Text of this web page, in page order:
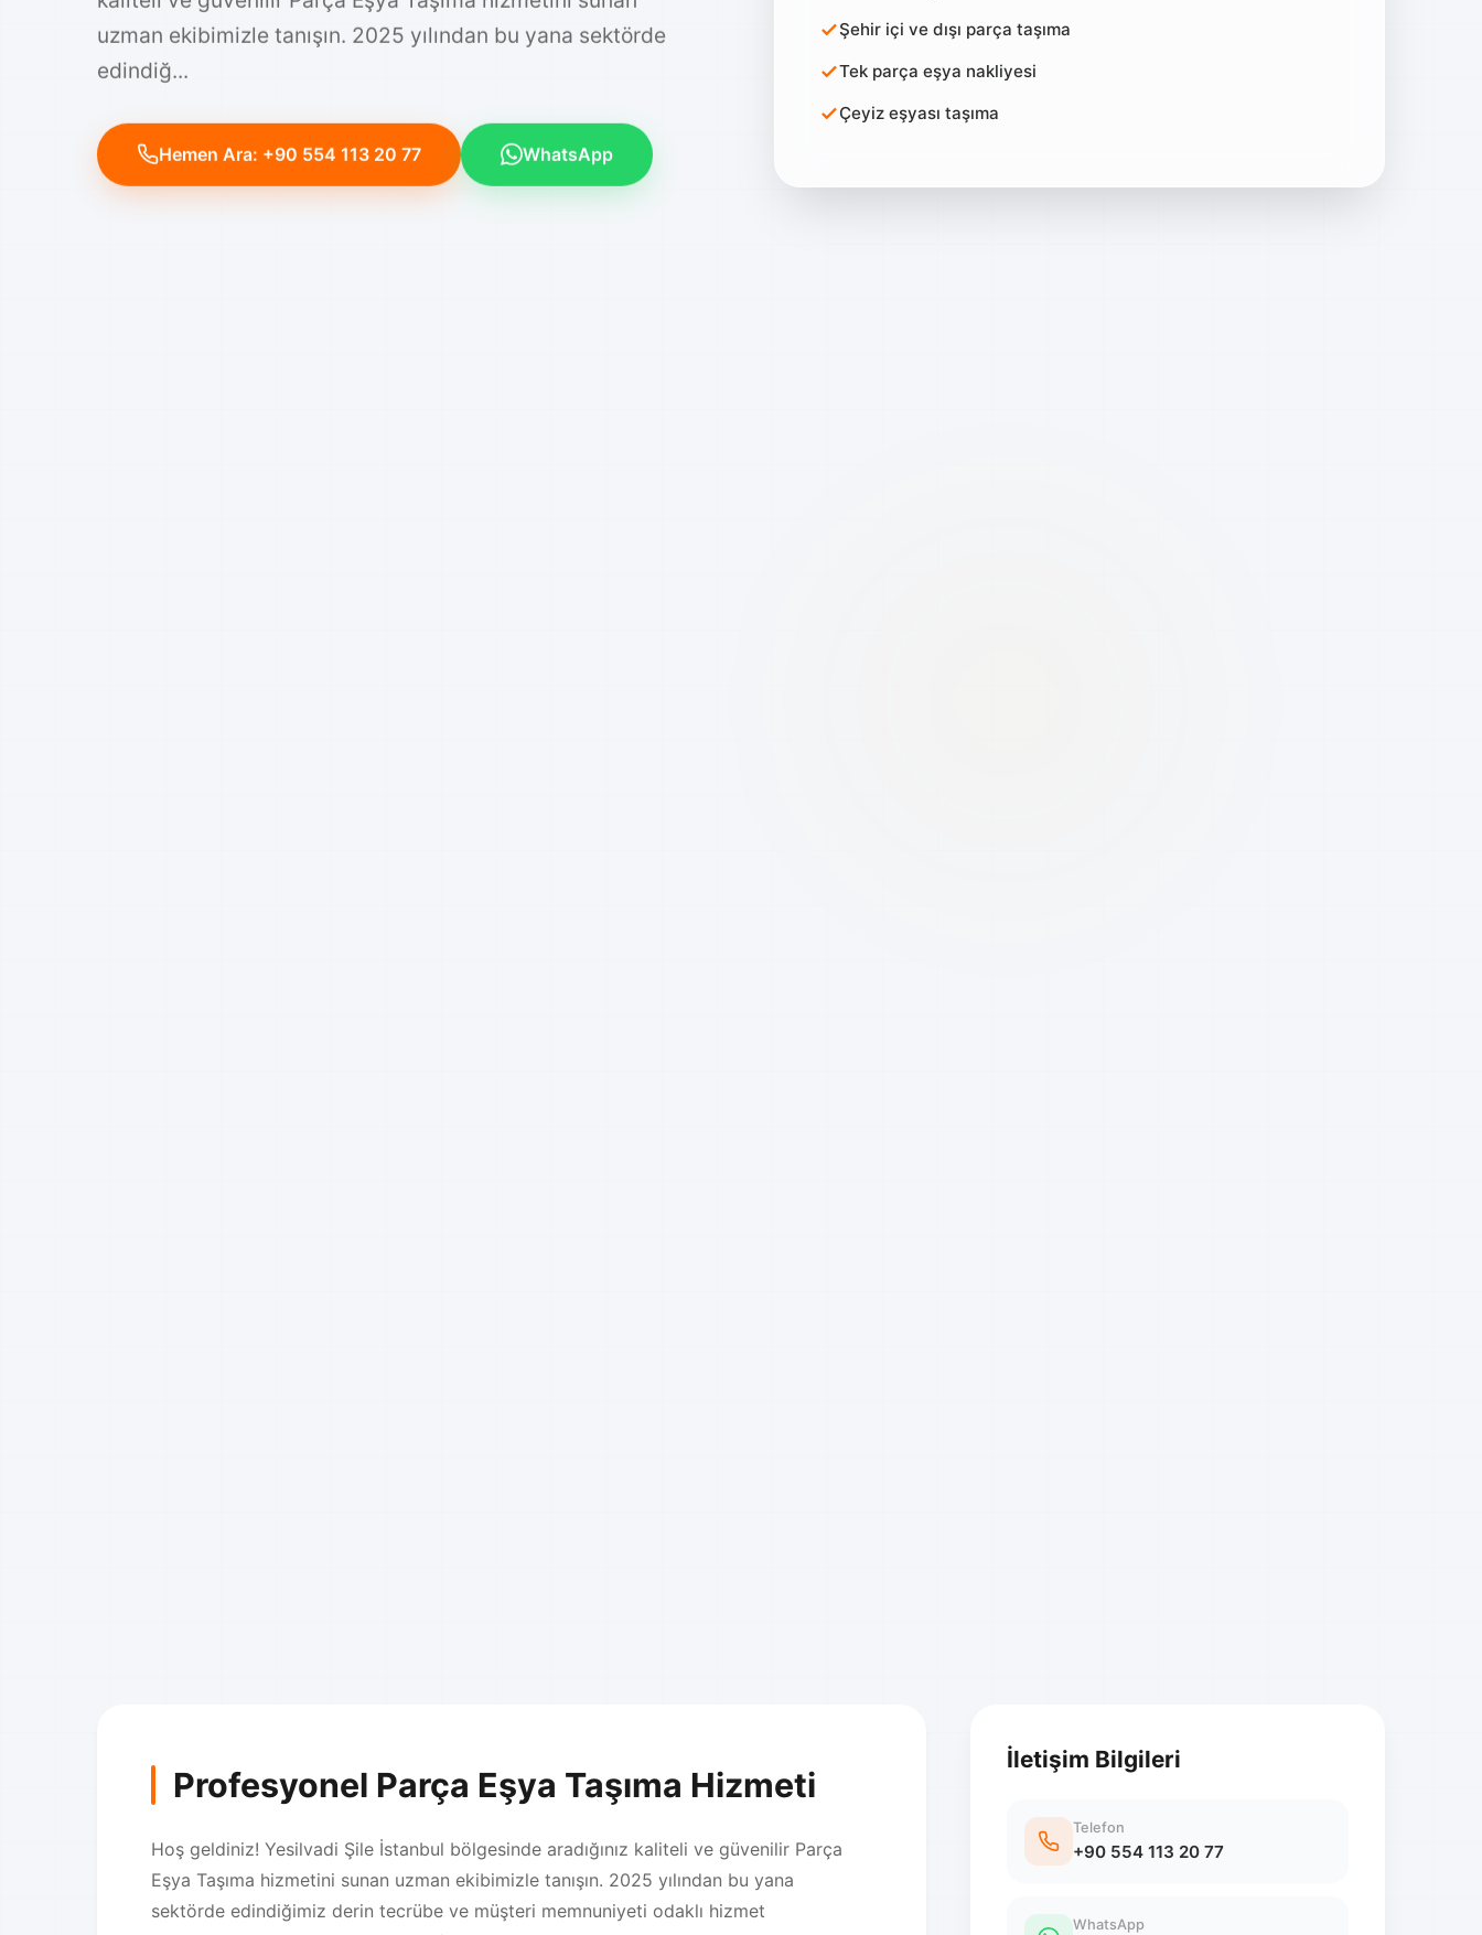
uzman ekibimizle tanışın. 2025 yılından bu yana sektörde
edindiğ...
Hemen Ara: +90 554 113 20 77 WhatsApp
Şehir içi ve dışı parça taşıma
Tek parça eşya nakliyesi
Çeyiz eşyası taşıma
Profesyonel Parça Eşya Taşıma Hizmeti
Hoş geldiniz! Yesilvadi Şile İstanbul bölgesinde aradığınız kaliteli ve güvenilir Parça
Eşya Taşıma hizmetini sunan uzman ekibimizle tanışın. 2025 yılından bu yana
sektörde edindiğimiz derin tecrübe ve müşteri memnuniyeti odaklı hizmet
İletişim Bilgileri
Telefon
+90 554 113 20 77
WhatsApp